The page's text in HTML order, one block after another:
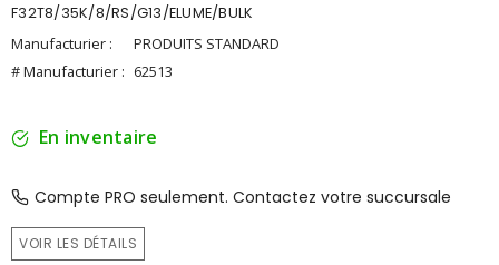
F32T8/35K/8/RS/G13/ELUME/BULK
Manufacturier :
PRODUITS STANDARD
# Manufacturier : 62513
En inventaire
Compte PRO seulement. Contactez votre succursale
VOIR LES DÉTAILS